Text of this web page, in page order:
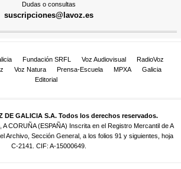
Dudas o consultas
suscripciones@lavoz.es
Fundación SRFL Voz Audiovisual
RadioVoz
Voz Natura Prensa-Escuela MPXA
Galicia
Editorial
DE GALICIA S.A. Todos los derechos reservados.
A CORUÑA (ESPAÑA) Inscrita en el Registro Mercantil de A
Archivo, Sección General, a los folios 91 y siguientes, hoja
C-2141. CIF: A-15000649.